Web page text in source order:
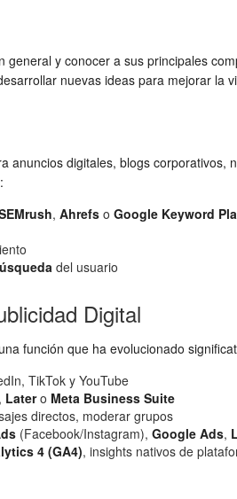
y conocer a sus principales
nuevas ideas para mejorar la
digitales, blogs
, Ahrefs o Google Keyword
del usuario
Digital
función que ha evolucionado
TikTok y YouTube
Latero Meta Business Suite
directos, moderar grupos
(Facebook/Instagram), Google Ads,
4 (GA4), insights nativos de